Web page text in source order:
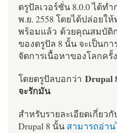
ดรูปัลเวอร์ชั่น 8.0.0 ได้ท
พ.ย. 2558 โดยได้ปล่อยใ
พร้อมแล้ว ด้วยคุณสมบัติ
ของดรูปัล 8 นั้น จะเป็นกา
จัดการเนื้อหาของโลกค
โดยดรูปัลบอกว่า Drupal
จะรักมัน
สำหรับรายละเอียดเกี่ยว
Drupal 8 นั้น สามารถอ่า